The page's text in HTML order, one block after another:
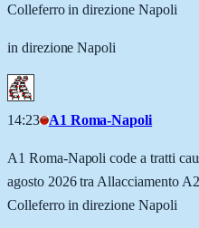
Colleferro in direzione Napoli
in direzione Napoli
14:23 A1 Roma-Napoli
A1 Roma-Napoli code a tratti
agosto 2026 tra Allacciamento
Colleferro in direzione Napoli